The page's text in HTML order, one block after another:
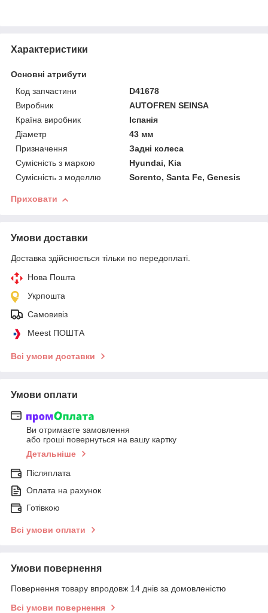
Характеристики
Основні атрибути
Код запчастини
D41678
Виробник
AUTOFREN SEINSA
Країна виробник
Іспанія
Діаметр
43 мм
Призначення
Задні колеса
Сумісність з маркою
Hyundai, Kia
Сумісність з моделлю
Sorento, Santa Fe, Genesis
Приховати
Умови доставки
Доставка здійснюється тільки по передоплаті.
Нова Пошта
Укрпошта
Самовивіз
Meest ПОШТА
Всі умови доставки
Умови оплати
Ви отримаєте замовлення
або гроші повернуться на вашу картку
Детальніше
Післяплата
Оплата на рахунок
Готівкою
Всі умови оплати
Умови повернення
Повернення товару впродовж 14 днів за домовленістю
Всі умови повернення